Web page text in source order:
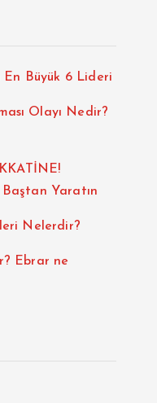
En Büyük 6 Lideri
Olayı Nedir?
Yaratın
Nelerdir?
Ebrar ne